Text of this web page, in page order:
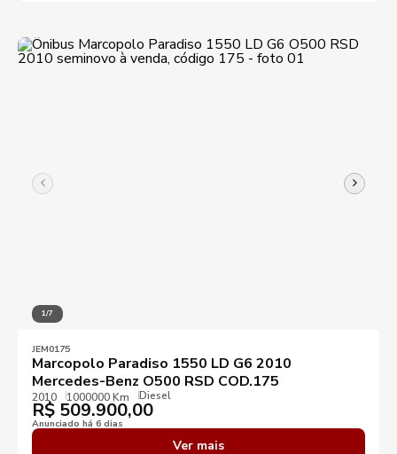
1/7
JEM0175
Marcopolo Paradiso 1550 LD G6 2010
Mercedes-Benz O500 RSD COD.175
2010 1000000 Km Diesel
R$ 509.900,00
Anunciado há 6 dias
Ver mais